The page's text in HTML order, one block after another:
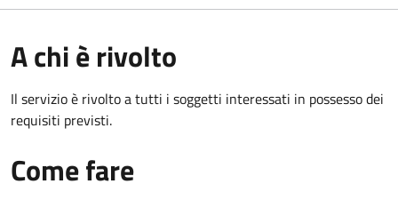
A chi è rivolto
Il servizio è rivolto a tutti i soggetti interessati in possesso dei
requisiti previsti.
Come fare